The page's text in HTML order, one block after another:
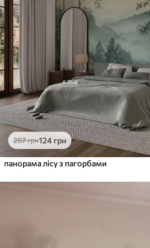
207грн124 грн
панорама лісу з пагорбами